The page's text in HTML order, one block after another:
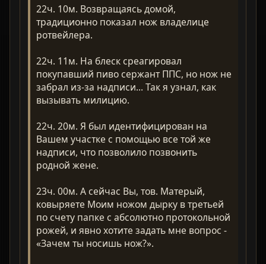
22ч. 10м. Возвращаясь домой,
традиционно показал нож владелице
ротвейлера.
22ч. 11м. На блеск среагировал
покупавший пиво сержант ППС, но нож не
забрал из-за надписи... Так я узнал, как
вызывать милицию.
22ч. 20м. Я был идентифицирован на
Вашем участке с помощью все той же
надписи, что позволило позвонить
родной жене.
23ч. 00м. А сейчас Вы, тов. Матерый,
ковыряете Моим ножом дырку в третьей
по счету папке с абсолютно протокольной
рожей, и явно хотите задать мне вопрос -
«Зачем ты носишь нож?».